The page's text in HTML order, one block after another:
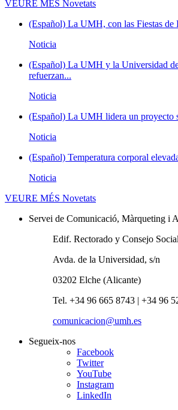
VEURE MÉS Novetats
(Español) La UMH, con las Fiestas de
Noticia
(Español) La UMH y la Universidad
refuerzan...
Noticia
(Español) La UMH lidera un proyecto
Noticia
(Español) Temperatura corporal
Noticia
VEURE MÉS Novetats
Servei de Comunicació, Màrqueting i
Edif. Rectorado y Consejo Social
Avda. de la Universidad, s/n
03202 Elche (Alicante)
Tel. +34 96 665 8743 | +34 96
comunicacion@umh.es
Segueix-nos
Facebook
Twitter
YouTube
Instagram
LinkedIn